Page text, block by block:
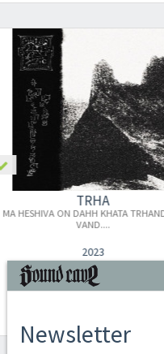
TRHA
H​E​SHIVA ON DAHH KHATA TRH​A​NDLHA
VAND....
2023
DIGI CD
€ 13,00
Newsletter